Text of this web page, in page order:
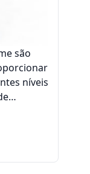
são
níveis